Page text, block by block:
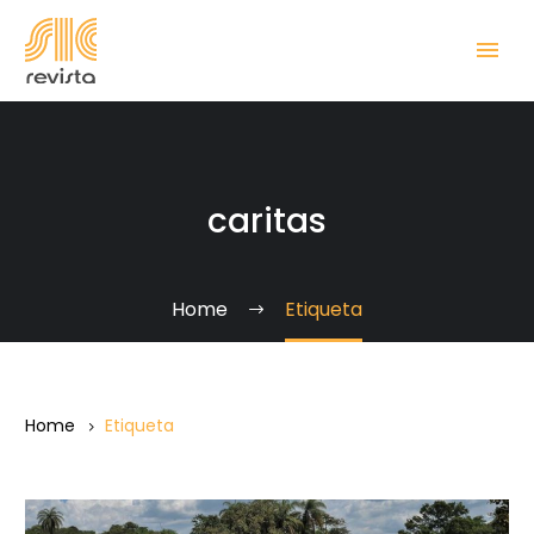
caritas
Home Etiqueta
Home Etiqueta
Cáritas